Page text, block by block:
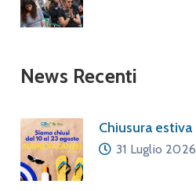
News Recenti
Chiusura estiva
31 Luglio 2026